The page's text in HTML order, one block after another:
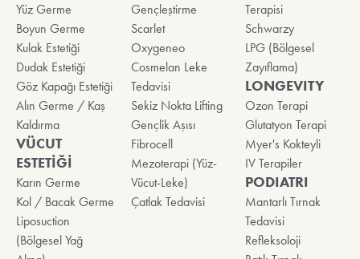
Yüz Germe
Boyun Germe
Kulak Estetiği
Dudak Estetiği
Göz Kapağı Estetiği
Alın Germe / Kaş
Kaldırma
VÜCUT
ESTETİĞİ
Karın Germe
Kol / Bacak Germe
Liposuction
(Bölgesel Yağ
Gençleştirme
Scarlet
Oxygeneo
Cosmelan Leke
Tedavisi
Sekiz Nokta Lifting
Gençlik Aşısı
Fibrocell
Mezoterapi (Yüz-
Vücut-Leke)
Çatlak Tedavisi
Terapisi
Schwarzy
LPG (Bölgesel
Zayıflama)
LONGEVITY
Ozon Terapi
Glutatyon Terapi
Myer's Kokteyli
IV Terapiler
PODIATRI
Mantarlı Tırnak
Tedavisi
Refleksoloji